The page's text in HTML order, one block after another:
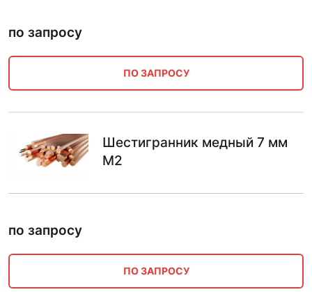
по запросу
ПО ЗАПРОСУ
Шестигранник медный 7 мм
М2
по запросу
ПО ЗАПРОСУ